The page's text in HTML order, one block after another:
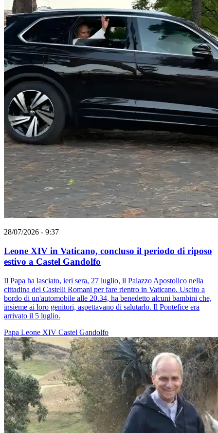
28/07/2026 - 9:37
Leone XIV in Vaticano, concluso il periodo di riposo
estivo a Castel Gandolfo
Il Papa ha lasciato, ieri sera, 27 luglio, il Palazzo Apostolico nella
cittadina dei Castelli Romani per fare rientro in Vaticano. Uscito a
bordo di un'automobile alle 20.34, ha benedetto alcuni bambini che,
insieme ai loro genitori, aspettavano di salutarlo. Il Pontefice era
arrivato il 5 luglio.
Papa Leone XIV Castel Gandolfo